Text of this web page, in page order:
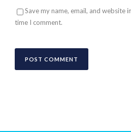
Save my name, email, and website
time I comment.